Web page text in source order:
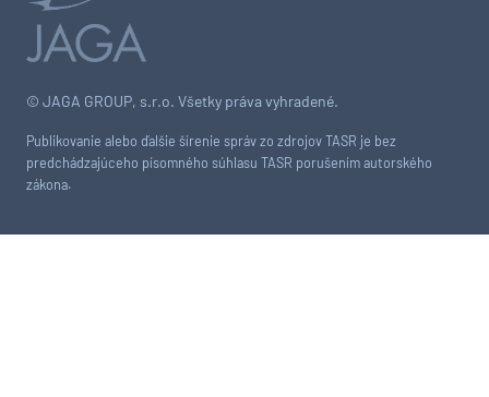
© JAGA GROUP, s.r.o. Všetky práva vyhradené.
Publikovanie alebo ďalšie šírenie správ zo zdrojov TASR je bez
predchádzajúceho písomného súhlasu TASR porušením autorského
zákona.